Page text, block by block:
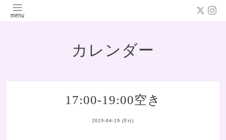
カレンダー
17:00-19:00空き
2019-04-19 (Fri)